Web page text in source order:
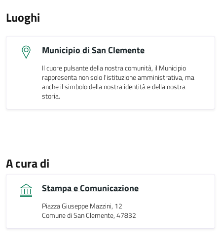
Luoghi
Municipio di San Clemente
Il cuore pulsante della nostra comunità, il Municipio
rappresenta non solo l'istituzione amministrativa, ma
anche il simbolo della nostra identità e della nostra
storia.
A cura di
Stampa e Comunicazione
Piazza Giuseppe Mazzini, 12
Comune di San Clemente, 47832